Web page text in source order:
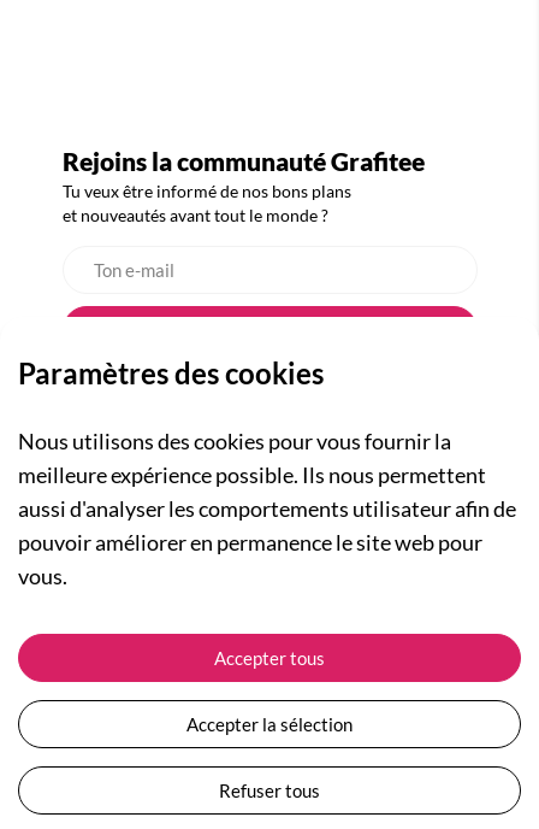
Rejoins la communauté Grafitee
Tu veux être informé de nos bons plans
et nouveautés avant tout le monde ?
A PROPOS
Qui sommes-nous ?
Actualités
Nos engagements
Plan du site
Devenir revendeur
Collection Femme
Collection Enfants
Les Totebags
Nos différents thèmes
ASSISTANCE
Suivre ma commande
Expédition et livraison
Retour et remboursement
Moyens de paiement
Questions / Réponses
Conditions générales de vente
Paramètres des cookies
Nous utilisons des cookies pour vous fournir la
meilleure expérience possible. Ils nous permettent
aussi d'analyser les comportements utilisateur afin de
pouvoir améliorer en permanence le site web pour
vous.
Accepter tous
Accepter la sélection
Refuser tous